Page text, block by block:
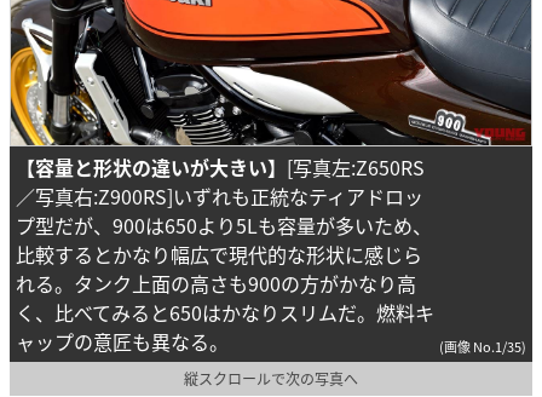
【容量と形状の違いが大きい】 [写真左:Z650RS
／写真右:Z900RS]いずれも正統なティアドロッ
プ型だが、900は650より5Lも容量が多いため、
比較するとかなり幅広で現代的な形状に感じら
れる。タンク上面の高さも900の方がかなり高
く、比べてみると650はかなりスリムだ。燃料キ
ャップの意匠も異なる。
(画像 No.1/35)
縦スクロールで次の写真へ